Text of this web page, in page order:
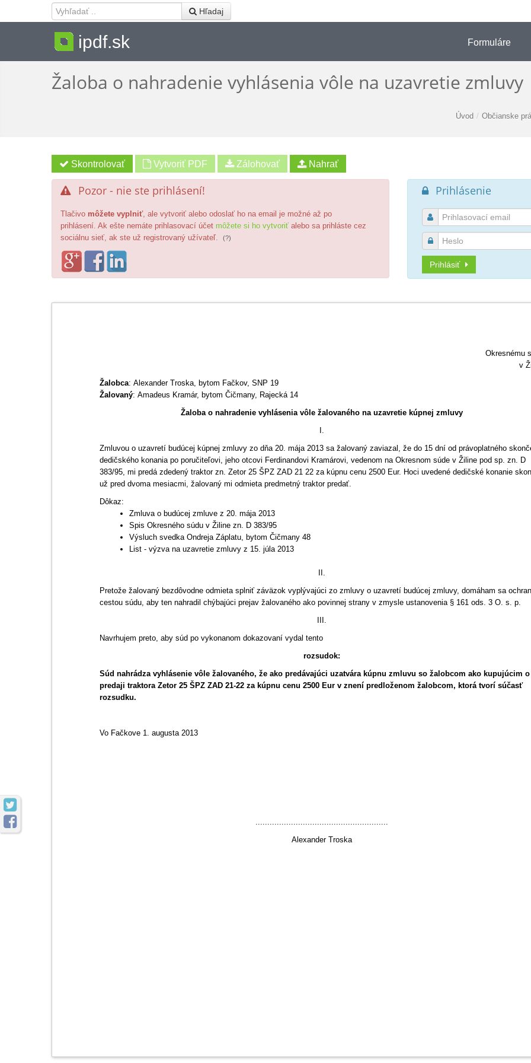
 Hľadaj
ipdf.sk Formuláre
Žaloba o nahradenie vyhlásenia vôle na uzavretie zmluvy
Úvod / Občianske
Vytvoriť PDF
 Pozor - nie ste prihlásení!
Tlačivo môžete vyplniť, ale vytvoriť alebo odoslať ho na email je možné až po
prihlásení. Ak ešte nemáte prihlasovací účet môžete si ho vytvoriť alebo sa prihláste cez
sociálnu sieť, ak ste už registrovaný užívateľ.
(?)
 Prihlásenie


Prihlásiť


Okresnému
v
Žalobca: Alexander Troska, bytom Fačkov, SNP 19
Žalovaný: Amadeus Kramár, bytom Čičmany, Rajecká 14
Žaloba o nahradenie vyhlásenia vôle žalovaného na uzavretie kúpnej zmluvy
I.
Zmluvou o uzavretí budúcej kúpnej zmluvy zo dňa 20. mája 2013 sa žalovaný zaviazal, že do 15 dní od právoplatného
dedičského konania po poručiteľovi, jeho otcovi Ferdinandovi Kramárovi, vedenom na Okresnom súde v Žiline pod sp. zn. D
383/95, mi predá zdedený traktor zn. Zetor 25 ŠPZ ZAD 21 22 za kúpnu cenu 2500 Eur. Hoci uvedené dedičské konanie
už pred dvoma mesiacmi, žalovaný mi odmieta predmetný traktor predať.
Dôkaz:
Zmluva o budúcej zmluve z 20. mája 2013
Spis Okresného súdu v Žiline zn. D 383/95
Výsluch svedka Ondreja Záplatu, bytom Čičmany 48
List - výzva na uzavretie zmluvy z 15. júla 2013
II.
Pretože žalovaný bezdôvodne odmieta splniť záväzok vyplývajúci zo zmluvy o uzavretí budúcej zmluvy, domáham sa
cestou súdu, aby ten nahradil chýbajúci prejav žalovaného ako povinnej strany v zmysle ustanovenia § 161 ods. 3 O. s. p.
III.
Navrhujem preto, aby súd po vykonanom dokazovaní vydal tento
rozsudok:
Súd nahrádza vyhlásenie vôle žalovaného, že ako predávajúci uzatvára kúpnu zmluvu so žalobcom ako kupujúcim o
predaji traktora Zetor 25 ŠPZ ZAD 21-22 za kúpnu cenu 2500 Eur v znení predloženom žalobcom, ktorá tvorí súčasť
rozsudku.
Vo Fačkove 1. augusta 2013
........................................................
Alexander Troska